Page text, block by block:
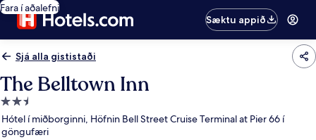
Fara í aðalefni
Sæktu appið
Sjá alla gististaði
The Belltown Inn
2.5
stjörnu
gististaður
Hótel í miðborginni, Höfnin Bell Street Cruise Terminal at Pier 66 í
göngufæri